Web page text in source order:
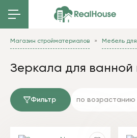
Магазин стройматериалов Мебель
Зеркала для ванной
Фильтр по возрастанию